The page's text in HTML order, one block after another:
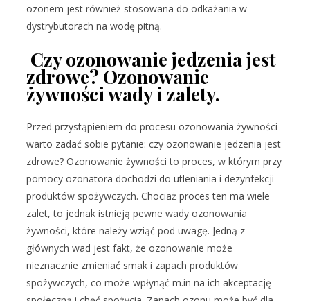
ozonem jest również stosowana do odkażania w
dystrybutorach na wodę pitną.
Czy ozonowanie jedzenia jest
zdrowe? Ozonowanie
żywności wady i zalety.
Przed przystąpieniem do procesu ozonowania żywności
warto zadać sobie pytanie: czy ozonowanie jedzenia jest
zdrowe? Ozonowanie żywności to proces, w którym przy
pomocy ozonatora dochodzi do utleniania i dezynfekcji
produktów spożywczych. Chociaż proces ten ma wiele
zalet, to jednak istnieją pewne wady ozonowania
żywności, które należy wziąć pod uwagę. Jedną z
głównych wad jest fakt, że ozonowanie może
nieznacznie zmieniać smak i zapach produktów
spożywczych, co może wpłynąć m.in na ich akceptację